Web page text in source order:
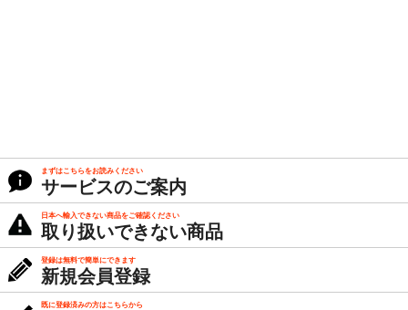
まずはこちらをお読みください
サービスのご案内
日本へ輸入できない商品をご確認ください
取り扱いできない商品
登録は無料で簡単にできます
新規会員登録
既に登録済みの方はこちらから